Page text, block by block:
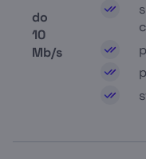
do
10
Mb/s